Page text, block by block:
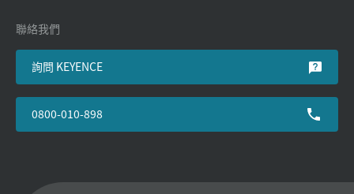
聯絡我們
詢問 KEYENCE
0800-010-898